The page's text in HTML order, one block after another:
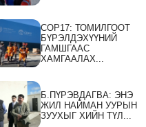
СOP17: ТОМИЛГООТ
БҮРЭЛДЭХҮҮНИЙ
ГАМШГААС
ХАМГААЛАХ...
Б.ПҮРЭВДАГВА: ЭНЭ
ЖИЛ НАЙМАН УУРЫН
ЗУУХЫГ ХИЙН ТҮЛ...